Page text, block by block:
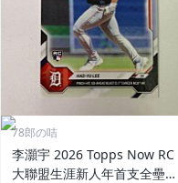
78郎の咭
李灝宇 2026 Topps Now RC
大聯盟生涯新人年首支全壘打